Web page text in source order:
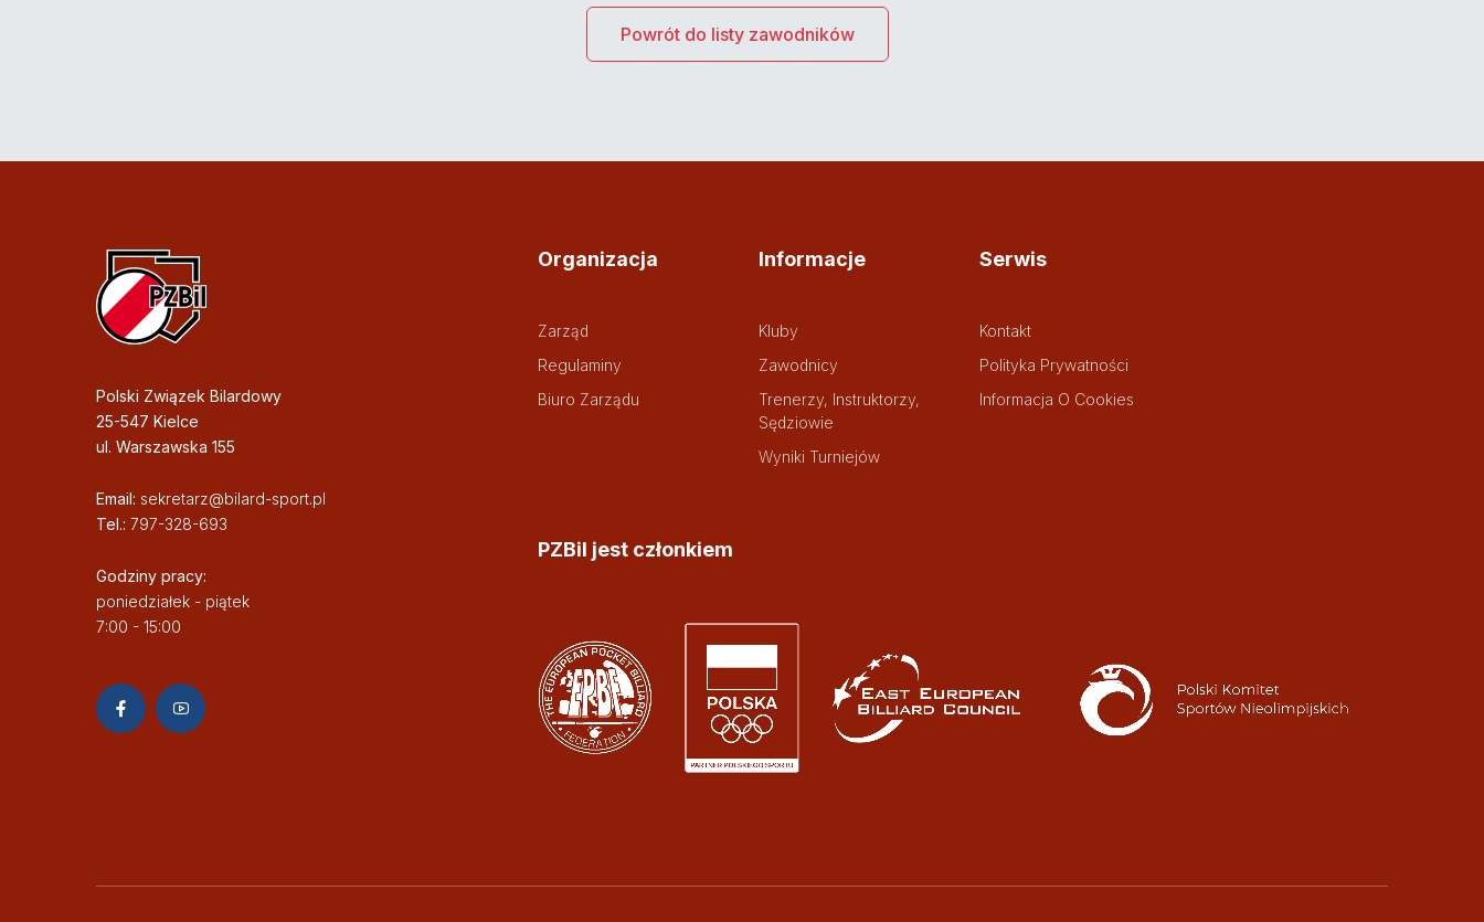
Powrót do listy zawodników
Polski Związek Bilardowy
25-547 Kielce
ul. Warszawska 155
Email: sekretarz@bilard-sport.pl
Tel.: 797-328-693
Godziny pracy:
poniedziałek - piątek
7:00 - 15:00
Organizacja
Zarząd
Regulaminy
Biuro Zarządu
Informacje
Kluby
Zawodnicy
Trenerzy, Instruktorzy,
Sędziowie
Wyniki Turniejów
Serwis
Kontakt
Polityka Prywatności
Informacja O Cookies
PZBil jest członkiem